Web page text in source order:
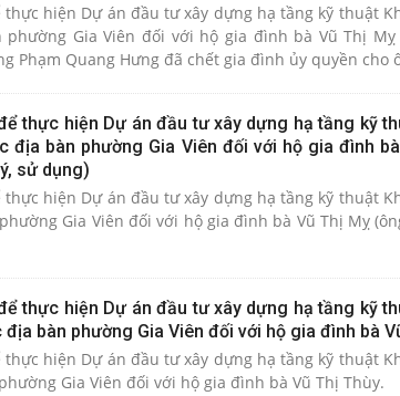
hiện Dự án đầu tư xây dựng hạ tầng kỹ thuật
Gia Viên đối với hộ gia đình bà Vũ Thị Mỵ
Phạm Quang Hưng đã chết gia đình ủy quyền cho
thực hiện Dự án đầu tư xây dựng hạ tầng kỹ
địa bàn phường Gia Viên đối với hộ gia đình
sử dụng)
hiện Dự án đầu tư xây dựng hạ tầng kỹ thuật
Gia Viên đối với hộ gia đình bà Vũ Thị Mỵ
thực hiện Dự án đầu tư xây dựng hạ tầng kỹ
bàn phường Gia Viên đối với hộ gia đình bà
hiện Dự án đầu tư xây dựng hạ tầng kỹ thuật
Gia Viên đối với hộ gia đình bà Vũ Thị Thùy.